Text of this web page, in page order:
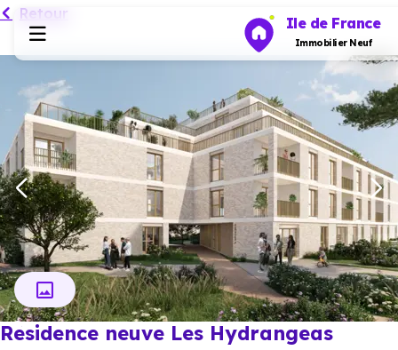
Ile de France
Immobilier Neuf
Programmes neufs
Habiter
Investir
Actualités
Ressources
Retour
Résidence neuve Les Hydrangeas